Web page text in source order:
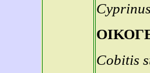
Cobitis